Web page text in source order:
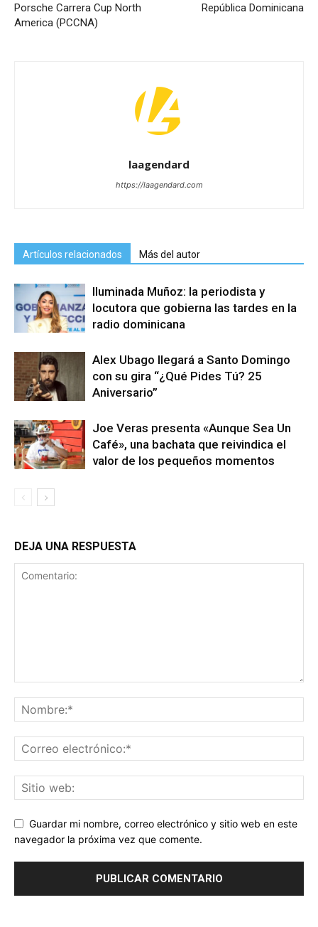
Porsche Carrera Cup North
America (PCCNA)
República Dominicana
laagendard
https://laagendard.com
Artículos relacionados Más del autor
Iluminada Muñoz: la periodista y
locutora que gobierna las tardes en la
radio dominicana
Alex Ubago llegará a Santo Domingo
con su gira “¿Qué Pides Tú? 25
Aniversario”
Joe Veras presenta «Aunque Sea Un
Café», una bachata que reivindica el
valor de los pequeños momentos
DEJA UNA RESPUESTA
Guardar mi nombre, correo electrónico y sitio web en este
navegador la próxima vez que comente.